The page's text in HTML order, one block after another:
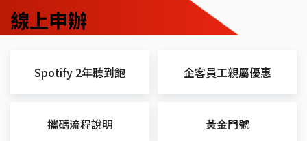
線上申辦
Spotify 2年聽到飽 企客員工親屬優惠
攜碼流程說明 黃金門號